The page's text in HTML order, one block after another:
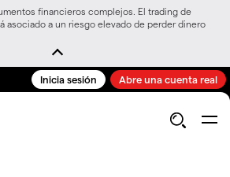
financieros complejos. El trading de
asociado a un riesgo elevado de perder dinero
Inicia sesión Abre una cuenta real